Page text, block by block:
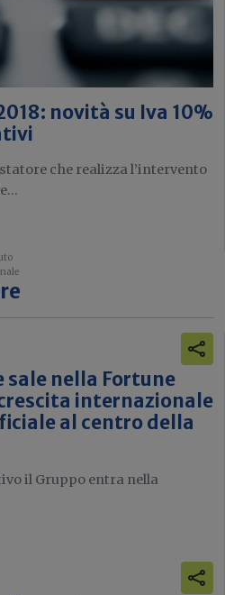
novità su Iva 10%
che realizza l’intervento
sale nella Fortune
internazionale
al centro della
il Gruppo entra nella